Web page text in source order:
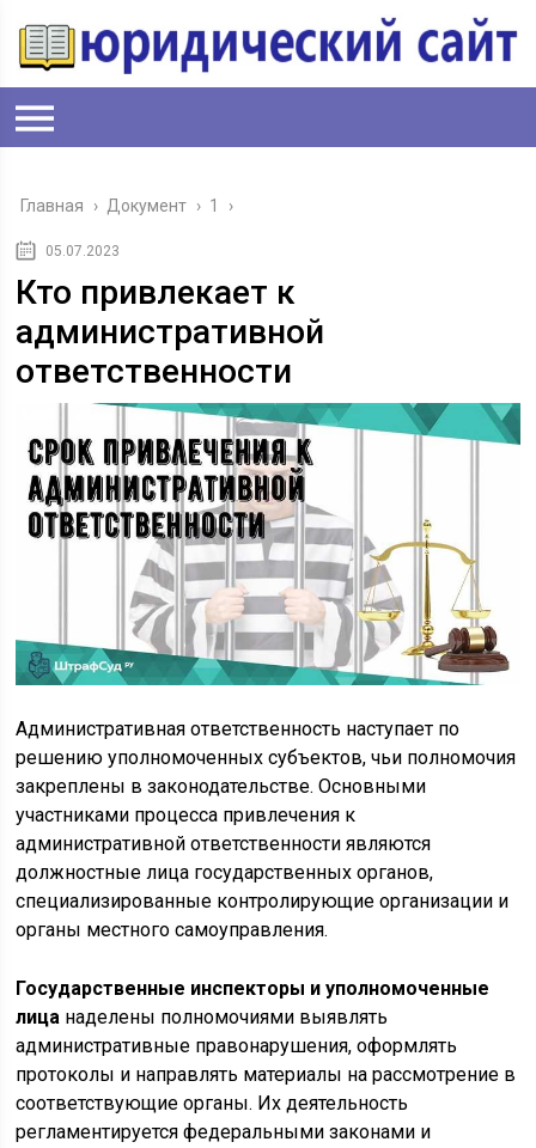
Главная › Документ › 1 ›
05.07.2023
Кто привлекает к
административной
ответственности
Административная ответственность наступает по
решению уполномоченных субъектов, чьи полномочия
закреплены в законодательстве. Основными
участниками процесса привлечения к
административной ответственности являются
должностные лица государственных органов,
специализированные контролирующие организации и
органы местного самоуправления.
Государственные инспекторы и уполномоченные
лица наделены полномочиями выявлять
административные правонарушения, оформлять
протоколы и направлять материалы на рассмотрение в
соответствующие органы. Их деятельность
регламентируется федеральными законами и